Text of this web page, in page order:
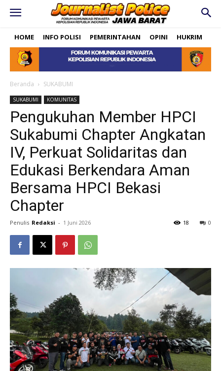
HOME INFO POLISI PEMERINTAHAN OPINI HUKRIM
Beranda SUKABUMI
SUKABUMI KOMUNITAS
Pengukuhan Member HPCI
Sukabumi Chapter Angkatan
IV, Perkuat Solidaritas dan
Edukasi Berkendara Aman
Bersama HPCI Bekasi
Chapter
Penulis Redaksi - 1 Juni 2026 0
18